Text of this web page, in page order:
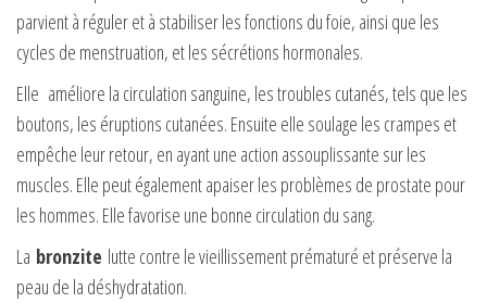
parvient à réguler et à stabiliser les fonctions du foie, ainsi que les
cycles de menstruation, et les sécrétions hormonales.
Elle améliore la circulation sanguine, les troubles cutanés, tels que les
boutons, les éruptions cutanées. Ensuite elle soulage les crampes et
empêche leur retour, en ayant une action assouplissante sur les
muscles. Elle peut également apaiser les problèmes de prostate pour
les hommes. Elle favorise une bonne circulation du sang.
La bronzite lutte contre le vieillissement prématuré et préserve la
peau de la déshydratation.